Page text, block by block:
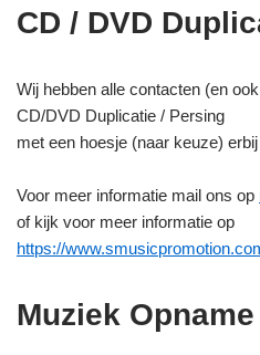
CD / DVD
Wij hebben alle contacten (en
CD/DVD Duplicatie / Persing
met een hoesje (naar keuze) erbij
Voor meer informatie mail ons op
of kijk voor meer informatie op
https://
Muziek